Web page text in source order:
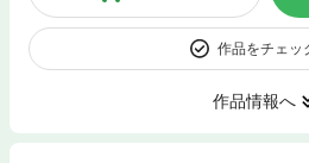
作品をチェッ
作品情報へ